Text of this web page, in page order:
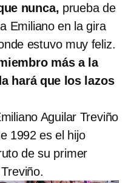
nunca, prueba de
Emiliano en la gira
estuvo muy feliz.
más a la
hará que los lazos
Aguilar Treviño
1992 es el hijo
de su primer